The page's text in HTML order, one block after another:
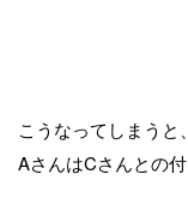
こうなってしまうと、
AさんはCさんとの